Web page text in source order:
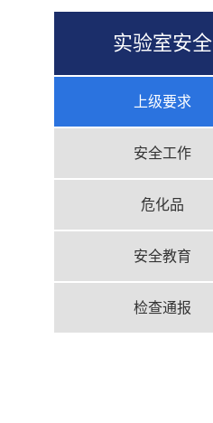
实验室安全
上级要求
安全工作
危化品
安全教育
检查通报